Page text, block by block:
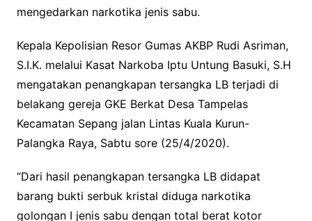
mengedarkan narkotika jenis sabu.
Kepala Kepolisian Resor Gumas AKBP Rudi Asriman,
S.I.K. melalui Kasat Narkoba Iptu Untung Basuki, S.H
mengatakan penangkapan tersangka LB terjadi di
belakang gereja GKE Berkat Desa Tampelas
Kecamatan Sepang jalan Lintas Kuala Kurun-
Palangka Raya, Sabtu sore (25/4/2020).
“Dari hasil penangkapan tersangka LB didapat
barang bukti serbuk kristal diduga narkotika
golongan I jenis sabu dengan total berat kotor